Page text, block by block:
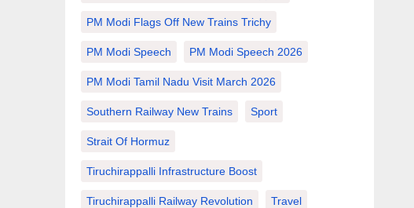
PM Modi Flags Off New Trains Trichy
PM Modi Speech PM Modi Speech 2026
PM Modi Tamil Nadu Visit March 2026
Southern Railway New Trains Sport
Strait Of Hormuz
Tiruchirappalli Infrastructure Boost
Tiruchirappalli Railway Revolution Travel